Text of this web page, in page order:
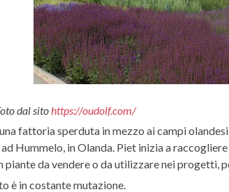
dal sito https://oudolf.com/
fattoria sperduta in mezzo ai campi
Hummelo, in Olanda. Piet inizia a
piante da vendere o da utilizzare nei
è in costante mutazione.